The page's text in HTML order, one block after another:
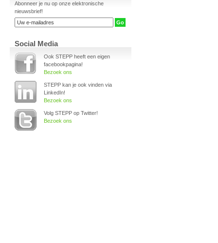
Abonneer je nu op onze elektronische
nieuwsbrief!
Social Media
Ook STEPP heeft een eigen
facebookpagina!
Bezoek ons
STEPP kan je ook vinden via
LinkedIn!
Bezoek ons
Volg STEPP op Twitter!
Bezoek ons